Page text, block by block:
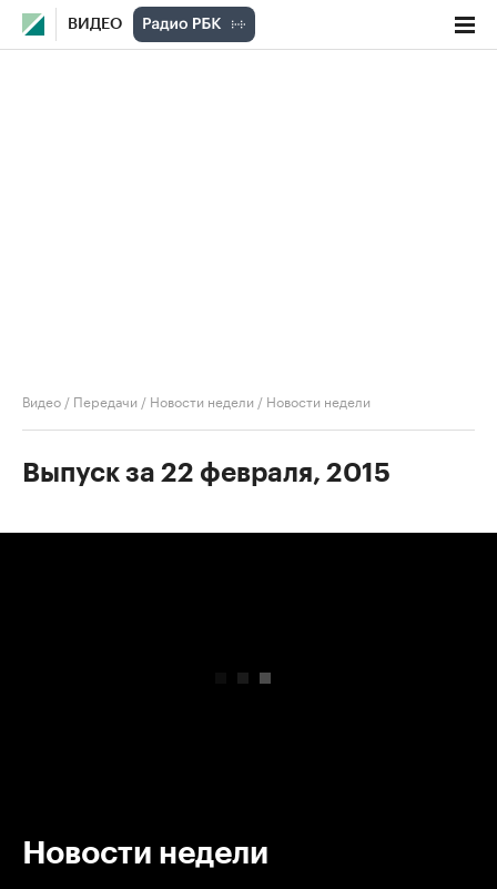
ВИДЕО
Видео / Передачи / Новости недели / Новости недели
Выпуск за 22 февраля, 2015
Новости недели